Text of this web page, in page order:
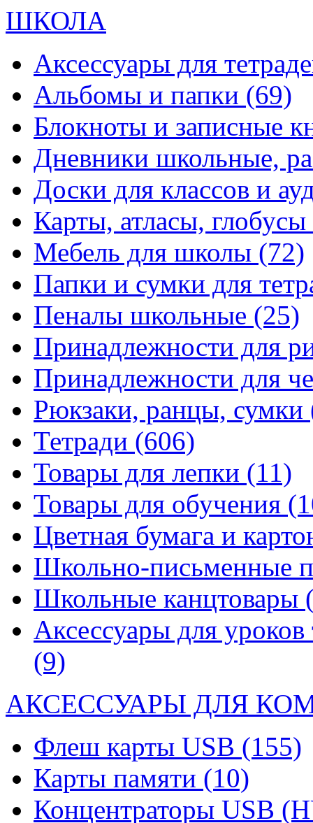
ШКОЛА
Аксессуары для
Альбомы и папки (69)
Блокноты и записные
Дневники школьные,
Доски для классов и
Карты, атласы, глобусы
Мебель для школы (72)
Папки и сумки для
Пеналы школьные (25)
Принадлежности для
Принадлежности для
Рюкзаки, ранцы, сумки
Тетради (606)
Товары для лепки (11)
Товары для обучения
Цветная бумага и
Школьно-письменные
Школьные канцтовары
Аксессуары для уроков
(9)
АКСЕССУАРЫ ДЛЯ
Флеш карты USB (155)
Карты памяти (10)
Концентраторы USB